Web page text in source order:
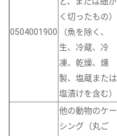
0504001900
く切ったもの）
（魚を除く、
生、冷蔵、冷
凍、乾燥、燻
製、塩蔵または
塩漬けを含む）
他の動物のケー
シング（丸ご